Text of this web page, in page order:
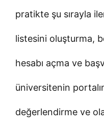
pratikte şu sırayla
listesini oluşturma,
hesabı açma ve
üniversitenin
değerlendirme ve